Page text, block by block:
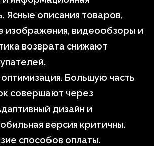
Ясные описания товаров,
изображения, видеообзоры и
возврата снижают
Большую часть
совершают через
дизайн и
версия критичны.
способов оплаты.